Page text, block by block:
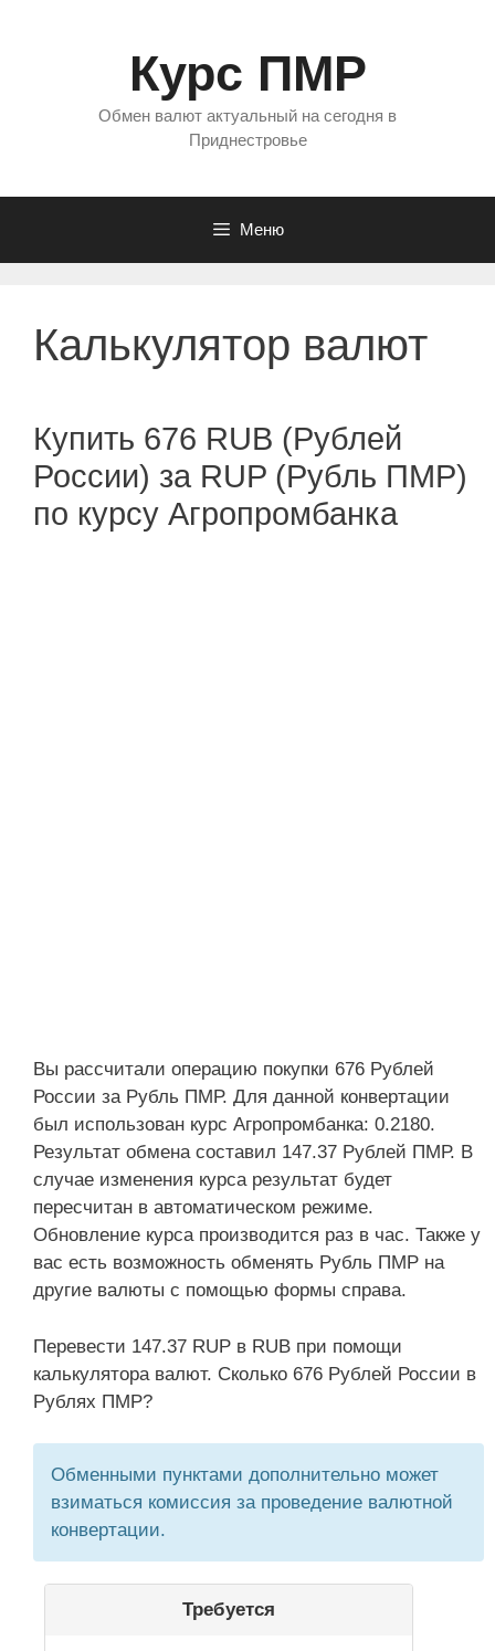
Курс ПМР
Обмен валют актуальный на сегодня в
Приднестровье
Меню
Калькулятор валют
Купить 676 RUB (Рублей
России) за RUP (Рубль ПМР)
по курсу Агропромбанка
Вы рассчитали операцию покупки 676 Рублей
России за Рубль ПМР. Для данной конвертации
был использован курс Агропромбанка: 0.2180.
Результат обмена составил 147.37 Рублей ПМР. В
случае изменения курса результат будет
пересчитан в автоматическом режиме.
Обновление курса производится раз в час. Также у
вас есть возможность обменять Рубль ПМР на
другие валюты с помощью формы справа.
Перевести 147.37 RUP в RUB при помощи
калькулятора валют. Сколько 676 Рублей России в
Рублях ПМР?
Обменными пунктами дополнительно может
взиматься комиссия за проведение валютной
конвертации.
Требуется